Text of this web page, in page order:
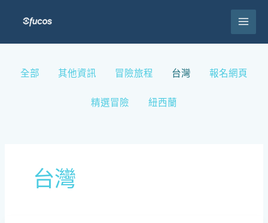
要
posts全部 其他資訊 冒險旅程 台灣 報名網頁
精選冒險 紐西蘭
台灣